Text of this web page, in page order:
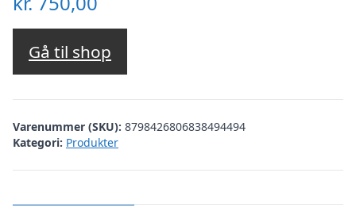
Gå til shop
Varenummer (SKU): 8798426806838494494
Kategori: Produkter